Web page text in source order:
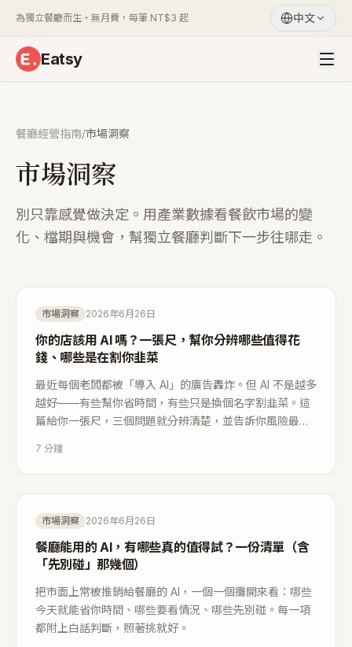
為獨立餐廳而生・無月費，每筆 NT$3 起 中文
Eatsy
餐廳經營指南/市場洞察
市場洞察
別只靠感覺做決定。用產業數據看餐飲市場的變
化、檔期與機會，幫獨立餐廳判斷下一步往哪走。
市場洞察 2026年6月26日
你的店該用 AI 嗎？一張尺，幫你分辨哪些值得花
錢、哪些是在割你韭菜
最近每個老闆都被「導入 AI」的廣告轟炸。但 AI 不是越多
越好——有些幫你省時間，有些只是換個名字割韭菜。這
篇給你一張尺，三個問題就分辨清楚，並告訴你風險最
7 分鐘
市場洞察 2026年6月26日
餐廳能用的 AI，有哪些真的值得試？一份清單（含
「先別碰」那幾個）
把市面上常被推銷給餐廳的 AI，一個一個攤開來看：哪些
今天就能省你時間、哪些要看情況、哪些先別碰。每一項
都附上白話判斷，照著挑就好。